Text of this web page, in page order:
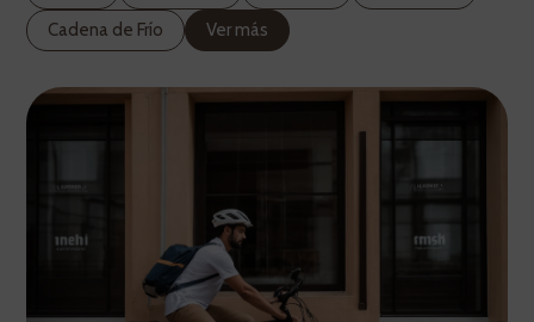
Cadena de Frío
Ver más